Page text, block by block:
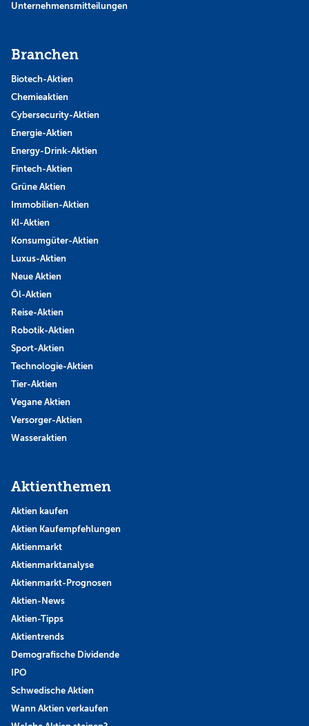
Unternehmensmitteilungen
Branchen
Biotech-Aktien
Chemieaktien
Cybersecurity-Aktien
Energie-Aktien
Energy-Drink-Aktien
Fintech-Aktien
Grüne Aktien
Immobilien-Aktien
KI-Aktien
Konsumgüter-Aktien
Luxus-Aktien
Neue Aktien
Öl-Aktien
Reise-Aktien
Robotik-Aktien
Sport-Aktien
Technologie-Aktien
Tier-Aktien
Vegane Aktien
Versorger-Aktien
Wasseraktien
Aktienthemen
Aktien kaufen
Aktien Kaufempfehlungen
Aktienmarkt
Aktienmarktanalyse
Aktienmarkt-Prognosen
Aktien-News
Aktien-Tipps
Aktientrends
Demografische Dividende
IPO
Schwedische Aktien
Wann Aktien verkaufen